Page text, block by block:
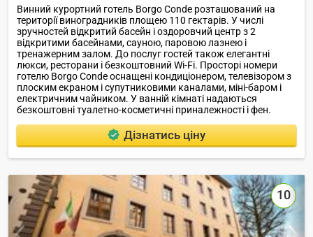
Винний курортний готель Borgo Conde розташований на
території виноградників площею 110 гектарів. У числі
зручностей відкритий басейн і оздоровчий центр з 2
відкритими басейнами, сауною, паровою лазнею і
тренажерним залом. До послуг гостей також елегантні
люкси, ресторани і безкоштовний Wi-Fi. Просторі номери
готелю Borgo Conde оснащені кондиціонером, телевізором з
плоским екраном і супутниковими каналами, міні-баром і
електричним чайником. У ванній кімнаті надаються
безкоштовні туалетно-косметичні приналежності і фен.
Дізнатись ціну
10